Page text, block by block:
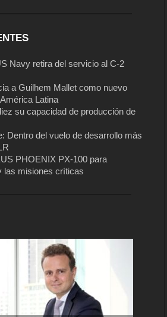
Navy retira del servicio al C-2
a Guilhem Mallet como nuevo
Latina
su capacidad de producción de
Dentro del vuelo de desarrollo más
PHOENIX PX-100 para
las misiones críticas